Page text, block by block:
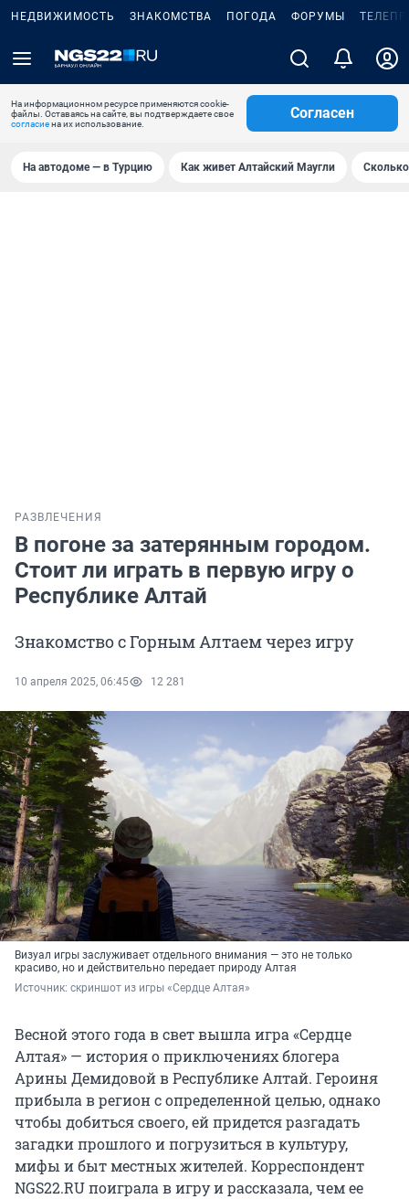
НЕДВИЖИМОСТЬ ЗНАКОМСТВА ПОГОДА ФОРУМЫ
На информационном ресурсе применяются cookie-
файлы. Оставаясь на сайте, вы подтверждаете свое
согласиена их использование.
Согласен
На автодоме — в Турцию Как живет Алтайский Маугли
РАЗВЛЕЧЕНИЯ
В погоне за затерянным городом.
Стоит ли играть в первую игру о
Республике Алтай
Знакомство с Горным Алтаем через игру
10 апреля 2025, 06:45 12 281
Визуал игры заслуживает отдельного внимания — это не только
красиво, но и действительно передает природу Алтая
Источник: скриншот из игры «Сердце Алтая»
Весной этого года в свет вышла игра «Сердце
Алтая» — история о приключениях блогера
Арины Демидовой в Республике Алтай. Героиня
прибыла в регион с определенной целью, однако
чтобы добиться своего, ей придется разгадать
загадки прошлого и погрузиться в культуру,
мифы и быт местных жителей. Корреспондент
NGS22.RU поиграла в игру и рассказала, чем ее